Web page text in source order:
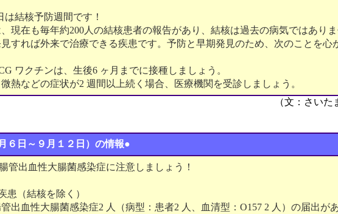
結核予防週間です！
現在も毎年約200人の結核患者の報告があり、結核は過去の病気ではあり
すれば外来で治療できる疾患です。予防と早期発見のため、次のことを心
ワクチンは、生後6 ヶ月までに接種しましょう。
微熱などの症状が2 週間以上続く場合、医療機関を受診しましょう。
（文：さいた
６日～９月１２日）の情報●
管出血性大腸菌感染症に注意しましょう！
患（結核を除く）
出血性大腸菌感染症2 人（病型：患者2 人、血清型：O157 2 人）の届出が